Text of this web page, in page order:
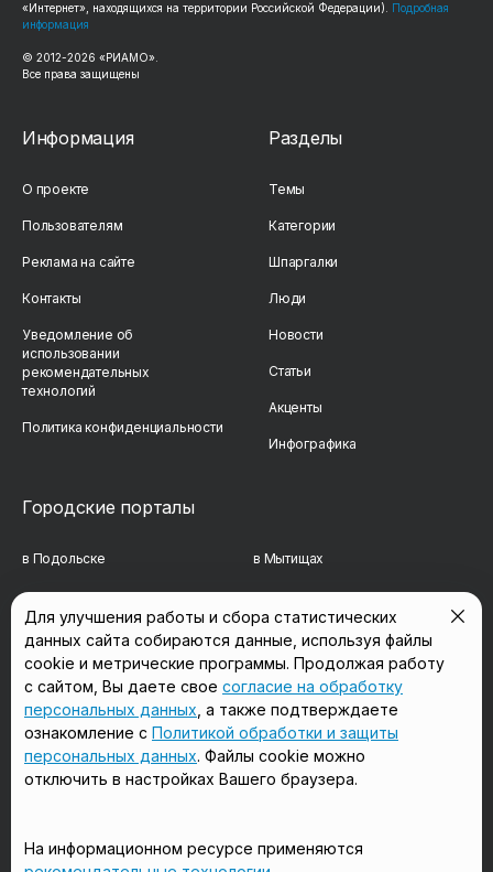
«Интернет», находящихся на территории Российской Федерации). Подробная
информация
© 2012-2026 «РИАМО».
Все права защищены
Информация
О проекте
Пользователям
Реклама на сайте
Контакты
Уведомление об
использовании
рекомендательных
технологий
Политика конфиденциальности
Разделы
Темы
Категории
Шпаргалки
Люди
Новости
Статьи
Акценты
Инфографика
Городские порталы
в Подольске в Мытищах
в Сергиевом Посаде в Люберцах
в Красногорске в Королёве
в Домодедово в Щёлково
Мы в соцсетях
Для улучшения работы и сбора статистических
данных сайта собираются данные, используя файлы
cookie и метрические программы. Продолжая работу
с сайтом, Вы даете свое согласие на обработку
персональных данных , а также подтверждаете
ознакомление с Политикой обработки и защиты
персональных данных. Файлы cookie можно
отключить в настройках Вашего браузера.
На информационном ресурсе применяются